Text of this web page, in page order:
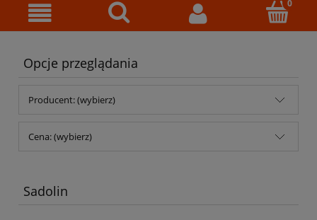
Opcje przeglądania
Producent: (wybierz)
Cena: (wybierz)
Sadolin